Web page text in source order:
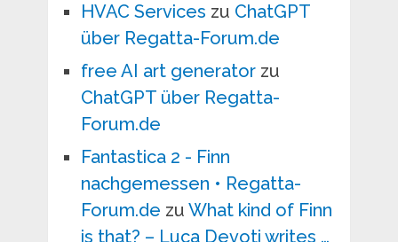
HVAC Services zu ChatGPT
über Regatta-Forum.de
free AI art generatorzu
ChatGPT über Regatta-
Forum.de
Fantastica 2 - Finn
nachgemessen • Regatta-
Forum.de zu What kind of Finn
is that? – Luca Devoti writes …